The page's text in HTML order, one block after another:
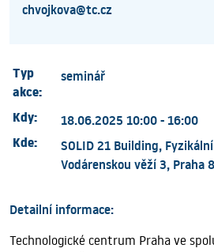
chvojkova@tc.cz
Typ
akce:
seminář
Kdy: 18.06.2025 10:00 - 16:00
Kde:
SOLID 21 Building,
Vodárenskou věží 3, Praha 8
Detailní informace:
Technologické centrum Praha ve